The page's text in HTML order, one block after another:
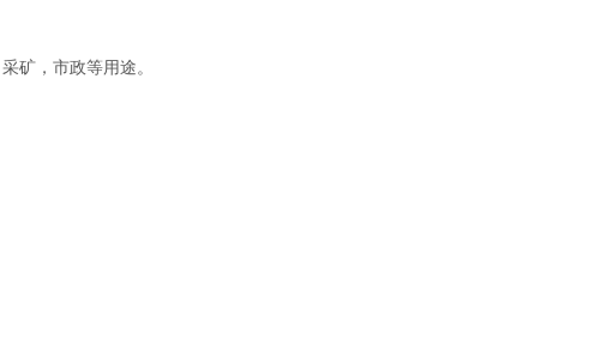
矿，市政等用途。